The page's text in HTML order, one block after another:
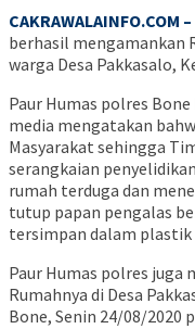
CAKRAWALAINFO.COM
berhasil mengamankan
warga Desa Pakkasalo,
Paur Humas polres
media mengatakan
Masyarakat sehingga
serangkaian
rumah terduga dan
tutup papan pengalas
tersimpan dalam
Paur Humas polres juga
Rumahnya di Desa
Bone, Senin 24/08/2020